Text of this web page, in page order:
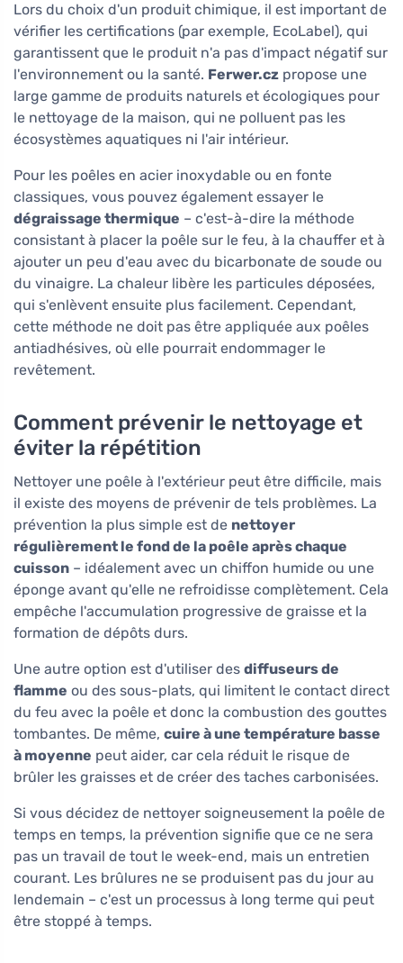
Lors du choix d'un produit chimique, il est important de
vérifier les certifications (par exemple, EcoLabel), qui
garantissent que le produit n'a pas d'impact négatif sur
l'environnement ou la santé. Ferwer.cz propose une
large gamme de produits naturels et écologiques pour
le nettoyage de la maison, qui ne polluent pas les
écosystèmes aquatiques ni l'air intérieur.
Pour les poêles en acier inoxydable ou en fonte
classiques, vous pouvez également essayer le
dégraissage thermique – c'est-à-dire la méthode
consistant à placer la poêle sur le feu, à la chauffer et à
ajouter un peu d'eau avec du bicarbonate de soude ou
du vinaigre. La chaleur libère les particules déposées,
qui s'enlèvent ensuite plus facilement. Cependant,
cette méthode ne doit pas être appliquée aux poêles
antiadhésives, où elle pourrait endommager le
revêtement.
Comment prévenir le nettoyage et
éviter la répétition
Nettoyer une poêle à l'extérieur peut être difficile, mais
il existe des moyens de prévenir de tels problèmes. La
prévention la plus simple est de nettoyer
régulièrement le fond de la poêle après chaque
cuisson – idéalement avec un chiffon humide ou une
éponge avant qu'elle ne refroidisse complètement. Cela
empêche l'accumulation progressive de graisse et la
formation de dépôts durs.
Une autre option est d'utiliser des diffuseurs de
flamme ou des sous-plats, qui limitent le contact direct
du feu avec la poêle et donc la combustion des gouttes
tombantes. De même, cuire à une température basse
à moyenne peut aider, car cela réduit le risque de
brûler les graisses et de créer des taches carbonisées.
Si vous décidez de nettoyer soigneusement la poêle de
temps en temps, la prévention signifie que ce ne sera
pas un travail de tout le week-end, mais un entretien
courant. Les brûlures ne se produisent pas du jour au
lendemain – c'est un processus à long terme qui peut
être stoppé à temps.